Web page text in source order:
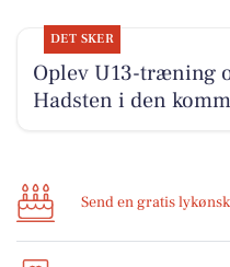
DET SKER
Oplev U13-træning
Hadsten i den
Send en gratis